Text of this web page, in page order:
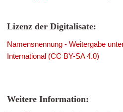
Lizenz der Digitalisate:
Namensnennung - Weitergabe
International (CC BY-SA 4.0)
Weitere Information: